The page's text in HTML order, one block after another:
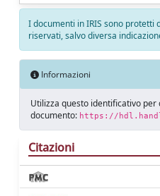
I documenti in IRIS sono
riservati, salvo diversa
Informazioni
Utilizza questo identificativo
documento: https://
Citazioni